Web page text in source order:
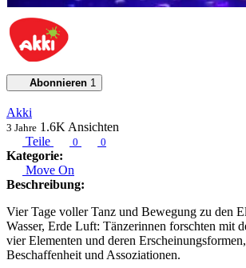
Abonnieren 1
Akki
3 Jahre 1.6K Ansichten
Teile
0 0
Kategorie:
Move On
Beschreibung:
Vier Tage voller Tanz und Bewegung zu den
Wasser, Erde Luft: Tänzerinnen forschten mit
vier Elementen und deren
Beschaffenheit und Assoziationen.